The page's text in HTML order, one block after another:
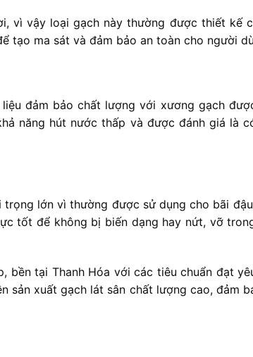
vì vậy loại gạch này thường được thiết kế
tạo ma sát và đảm bảo an toàn cho người
đảm bảo chất lượng với xương gạch
năng hút nước thấp và được đánh giá là
lớn vì thường được sử dụng cho bãi
tốt để không bị biến dạng hay nứt, vỡ
bền tại Thanh Hóa với các tiêu chuẩn đạt
sản xuất gạch lát sân chất lượng cao, đảm